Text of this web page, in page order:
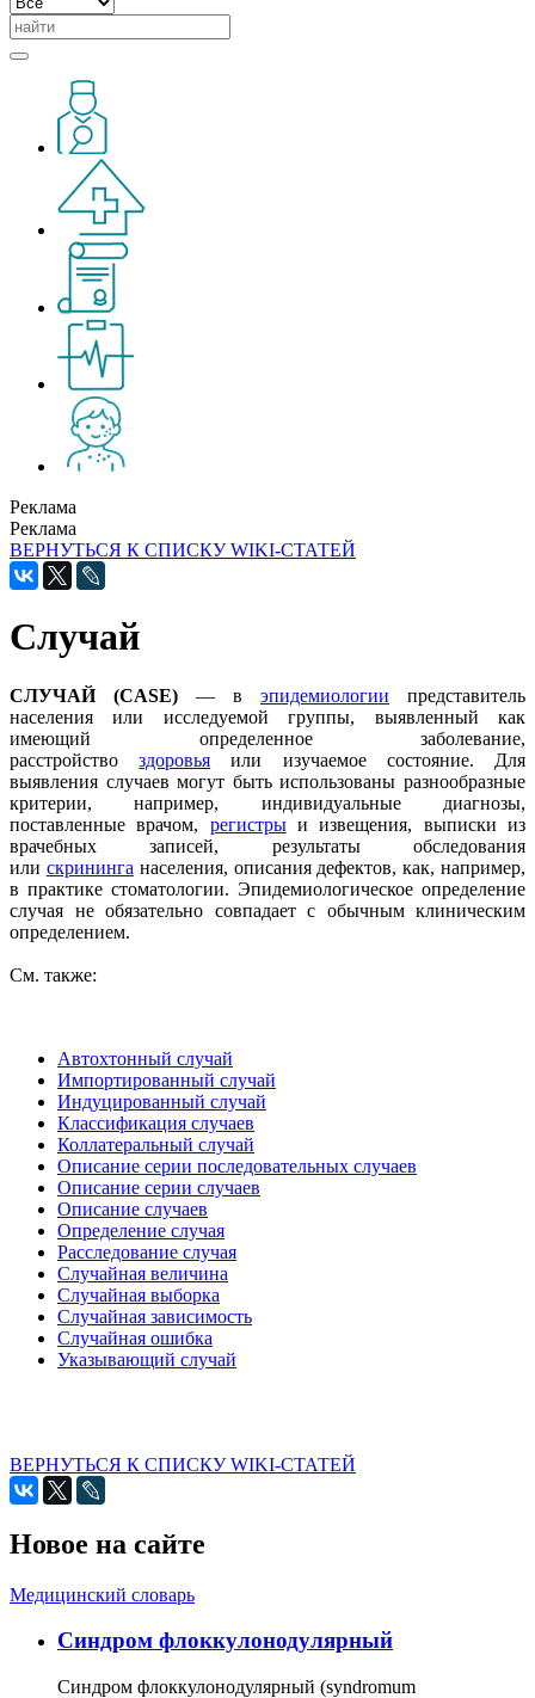
Реклама
Реклама
ВЕРНУТЬСЯ К СПИСКУ WIKI-СТАТЕЙ
Случай
СЛУЧАЙ (CASE) — в эпидемиологии представитель
населения или исследуемой группы, выявленный как
имеющий определенное заболевание,
расстройствоздоровья или изучаемое состояние. Для
выявления случаев могут быть использованы разнообразные
критерии, например, индивидуальные диагнозы,
поставленные врачом, регистрыи извещения, выписки из
врачебных записей, результаты обследования
или скрининга населения, описания дефектов, как, например,
в практике стоматологии. Эпидемиологическое определение
случая не обязательно совпадает с обычным клиническим
определением.
См. также:
Автохтонный случай
Импортированный случай
Индуцированный случай
Классификация случаев
Коллатеральный случай
Описание серии последовательных случаев
Описание серии случаев
Описание случаев
Определение случая
Расследование случая
Случайная величина
Случайная выборка
Случайная зависимость
Случайная ошибка
Указывающий случай
ВЕРНУТЬСЯ К СПИСКУ WIKI-СТАТЕЙ
Новое на сайте
Медицинский словарь
Cиндром флоккулонодулярный
Синдром флоккулонодулярный (syndromum